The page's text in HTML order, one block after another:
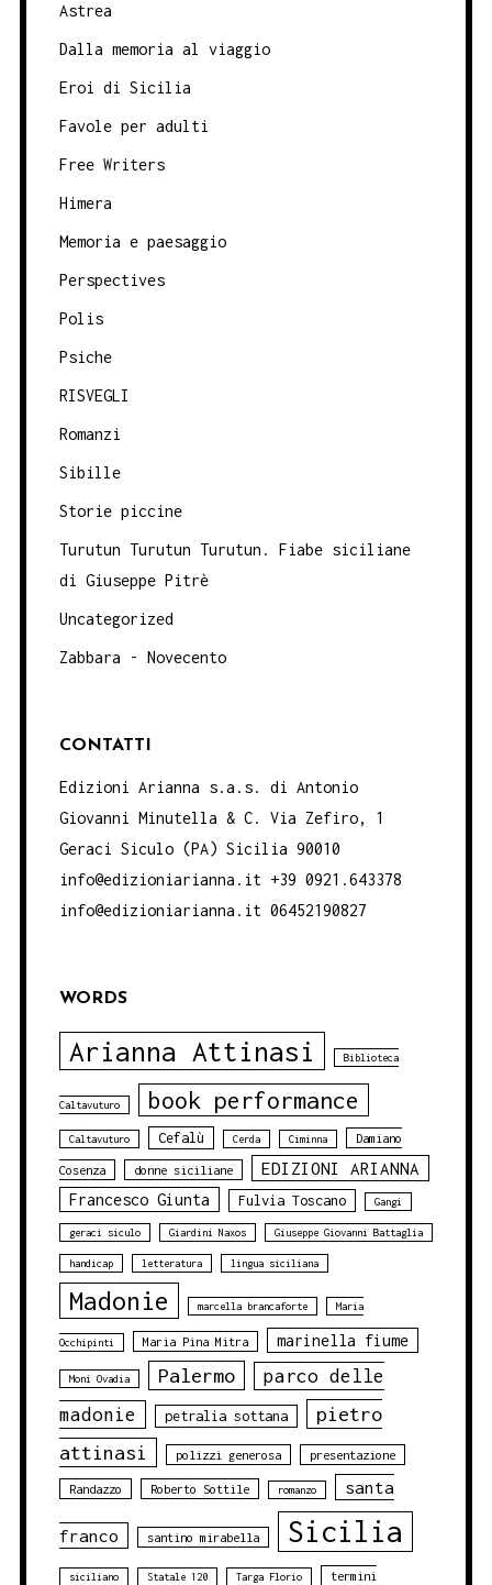
Astrea
Dalla memoria al viaggio
Eroi di Sicilia
Favole per adulti
Free Writers
Himera
Memoria e paesaggio
Perspectives
Polis
Psiche
RISVEGLI
Romanzi
Sibille
Storie piccine
Turutun Turutun Turutun. Fiabe siciliane
di Giuseppe Pitrè
Uncategorized
Zabbara - Novecento
CONTATTI
Edizioni Arianna s.a.s. di Antonio
Giovanni Minutella & C. Via Zefiro, 1
Geraci Siculo (PA) Sicilia 90010
info@edizioniarianna.it +39 0921.643378
info@edizioniarianna.it 06452190827
WORDS
Arianna Attinasi Biblioteca
Caltavuturo book performance
Caltavuturo Cefalù Cerda Ciminna Damiano
Cosenza donne siciliane EDIZIONI ARIANNA
Francesco Giunta Fulvia Toscano Gangi
geraci siculo Giardini Naxos Giuseppe Giovanni Battaglia
handicap letteratura lingua siciliana
Madonie marcella brancaforte Maria
Occhipinti Maria Pina Mitra marinella fiume
Moni Ovadia Palermo
parco delle
madonie
petralia sottana
pietro
attinasi
polizzi generosa presentazione
Randazzo Roberto Sottile romanzo santa
franco santino mirabella Sicilia
siciliano Statale 120 Targa Florio termini